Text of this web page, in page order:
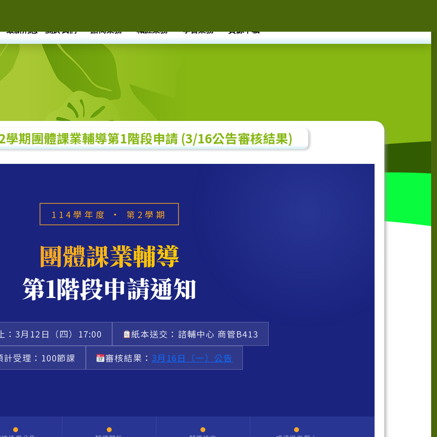
最新消息 關於我們 諮商業務 職涯業務 學習業務 資源下載
學期團體課業輔導第1階段申請 (3/16公告審核結果)
114學年度 · 第2學期
團體課業輔導
第1階段申請通知
：3月12日（四）17:00
紙本送交：諮輔中心 商管B413
計受理：100節課
審核結果： 3月16日（一）公告